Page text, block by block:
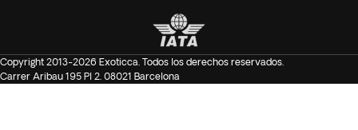
Copyright 2013-2026 Exoticca. Todos los derechos reservados.
Carrer Aribau 195 Pl 2. 08021 Barcelona